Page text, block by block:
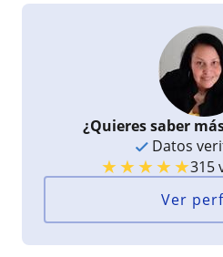
¿Quieres saber
Datos
★★★★★315
Ver